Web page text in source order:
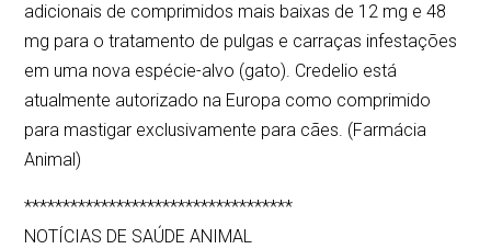
adicionais de comprimidos mais baixas de 12 mg e 48
mg para o tratamento de pulgas e carraças infestações
em uma nova espécie-alvo (gato). Credelio está
atualmente autorizado na Europa como comprimido
para mastigar exclusivamente para cães. (Farmácia
Animal)
***********************************
NOTÍCIAS DE SAÚDE ANIMAL